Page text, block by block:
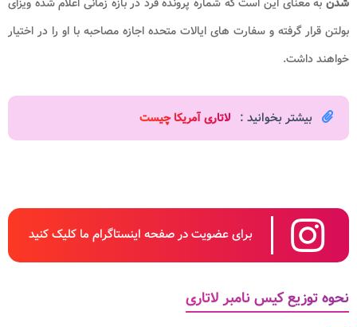
بولتن قرار گرفته و سفارت های ایالات متحده اجازه مصاحبه با او را در اختیار
خواهند داشت.
بیشتر بخوانید : لاتاری آمریکا چیست
برای عضویت در صفحه اینستاگرام ما کلیک کنید
نحوه توزیع کیس نامبر لاتاری